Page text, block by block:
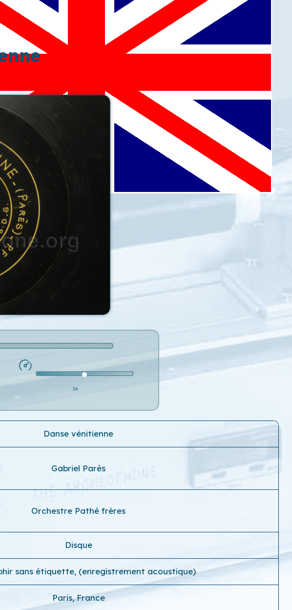
1x
Danse vénitienne
Gabriel Parès
Orchestre Pathé frères
Disque
sans étiquette, (enregistrement acoustique)
Paris, France